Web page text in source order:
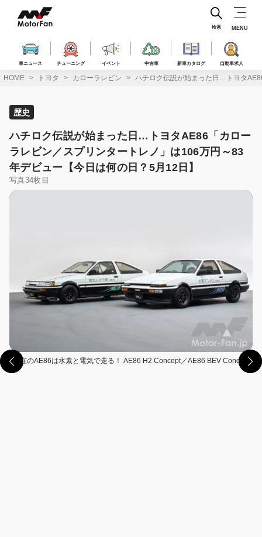
ス
車ニュース チューニング イベント 中古車 新車カタログ 自動車求人
検索 MENU
HOME トヨタ カローラレビン ハチロク伝説が始まった日…トヨタ
歴史
ハチロク伝説が始まった日…トヨタAE86「カロー
ラレビン／スプリンタートレノ」は106万円～83
年デビュー【今日は何の日？5月12日】
写真34枚目
現在のAE86は水素と電気で走る！ AE86 H2 Concept／AE86 BEV Concept